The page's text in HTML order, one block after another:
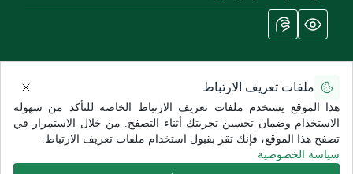
ملفات تعريف الارتباط
هذا الموقع يستخدم ملفات تعريف الارتباط الخاصة للتأكد من سهولة
الاستخدام وضمان تحسين تجربتك أثناء التصفح. من خلال الاستمرار في
تصفح هذا الموقع، فإنك تقر بقبول استخدام ملفات تعريف الارتباط.
سياسة الخصوصية
سياسة الاستخدام وإخلاء المسؤولية
خريطة الموقع
جميع الحقوق محفوظة للشؤون الصحية - وزارة الحرس الوطني ©
2026
تاريخ آخر تعديل: